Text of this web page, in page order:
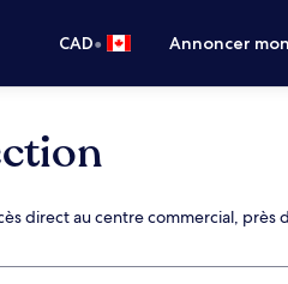
CAD• Annoncer
direct au centre commercial, près